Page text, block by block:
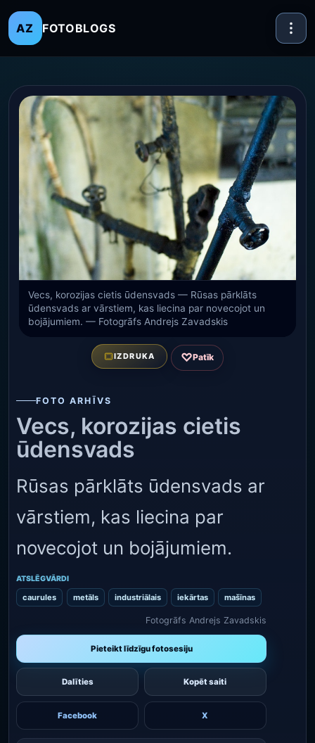
AZ FOTOBLOGS
Vecs, korozijas cietis ūdensvads — Rūsas pārklāts
ūdensvads ar vārstiem, kas liecina par novecojot un
bojājumiem. — Fotogrāfs Andrejs Zavadskis
IZDRUKA ♡Patīk
FOTO ARHĪVS
Vecs, korozijas cietis
ūdensvads
Rūsas pārklāts ūdensvads ar
vārstiem, kas liecina par
novecojot un bojājumiem.
ATSLĒGVĀRDI
caurules metāls industriālais iekārtas mašīnas
Fotogrāfs Andrejs Zavadskis
Pieteikt līdzīgu fotosesiju
Dalīties Kopēt saiti
Facebook X